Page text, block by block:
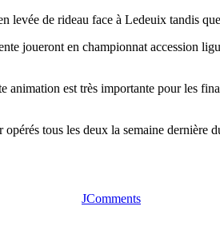
de rideau face à Ledeuix tandis
joueront en championnat accession
est très importante pour les
tous les deux la semaine dernière
JComments